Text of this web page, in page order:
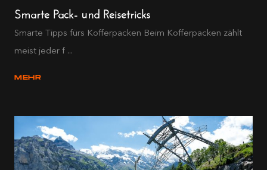
Smarte Pack- und Reisetricks
Smarte Tipps fürs Kofferpacken Beim Kofferpacken zählt
meist jeder f ...
MEHR